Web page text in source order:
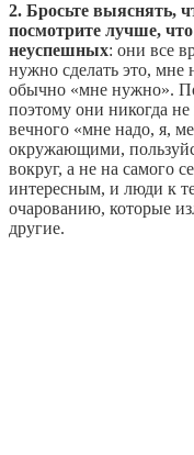
2. Бросьте выяснять,
посмотрите лучше,
неуспешных: они все
нужно сделать это,
обычно «мне нужно».
поэтому они никогда не
вечного «мне надо, я,
окружающими,
вокруг, а не на самого
интересным, и люди к
очарованию, которые
другие.